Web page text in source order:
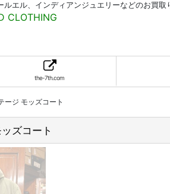
エル、インディアンジュエリーなどのお買取
CLOTHING
the-7th.com
ージ モッズコート
ズコート